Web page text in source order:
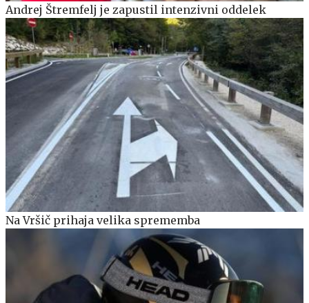
Andrej Štremfelj je zapustil intenzivni oddelek
Na Vršič prihaja velika sprememba